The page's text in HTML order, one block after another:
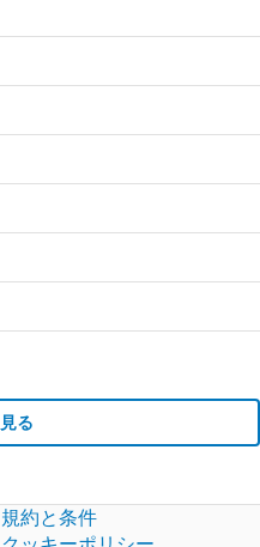
る
規約と条件